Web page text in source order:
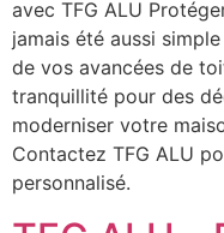
avec TFG ALU
jamais été aussi
de vos avancées de
tranquillité pour des
moderniser votre
Contactez TFG ALU
personnalisé.